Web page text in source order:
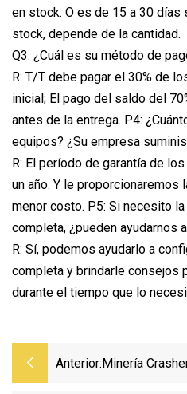
en stock. O es de 15 a 30
stock, depende de la cantidad.
Q3: ¿Cuál es su método de
R: T/T debe pagar el 30% de
inicial; El pago del saldo del
antes de la entrega. P4:
equipos? ¿Su empresa
R: El período de garantía de
un año. Y le proporcionaremos
menor costo. P5: Si necesito
completa, ¿pueden ayudarnos
R: Sí, podemos ayudarlo a
completa y brindarle consejos
durante el tiempo que lo
Anterior:Minería